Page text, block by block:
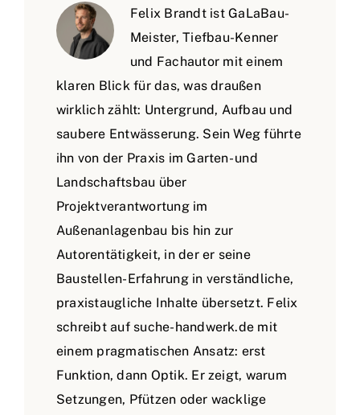
Felix Brandt ist GaLaBau-
Meister, Tiefbau-Kenner
und Fachautor mit einem
klaren Blick für das, was draußen
wirklich zählt: Untergrund, Aufbau und
saubere Entwässerung. Sein Weg führte
ihn von der Praxis im Garten- und
Landschaftsbau über
Projektverantwortung im
Außenanlagenbau bis hin zur
Autorentätigkeit, in der er seine
Baustellen-Erfahrung in verständliche,
praxistaugliche Inhalte übersetzt. Felix
schreibt auf suche-handwerk.de mit
einem pragmatischen Ansatz: erst
Funktion, dann Optik. Er zeigt, warum
Setzungen, Pfützen oder wacklige